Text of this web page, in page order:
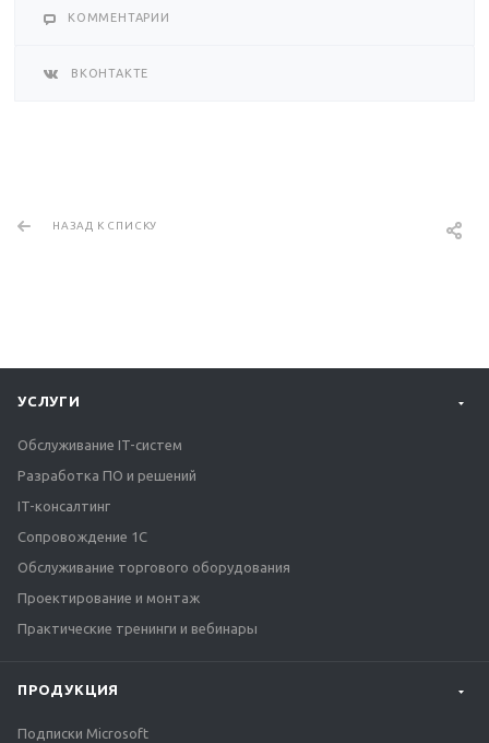
КОММЕНТАРИИ
ВКОНТАКТЕ
НАЗАД К СПИСКУ
УСЛУГИ
Обслуживание IT-систем
Разработка ПО и решений
IT-консалтинг
Сопровождение 1С
Обслуживание торгового оборудования
Проектирование и монтаж
Практические тренинги и вебинары
ПРОДУКЦИЯ
Подписки Microsoft